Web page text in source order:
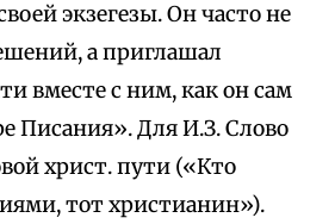
экзегезы. Он часто не
а приглашал
вместе с ним, как он сам
Писания». Для И.З. Слово
христ. пути («Кто
тот христианин»).